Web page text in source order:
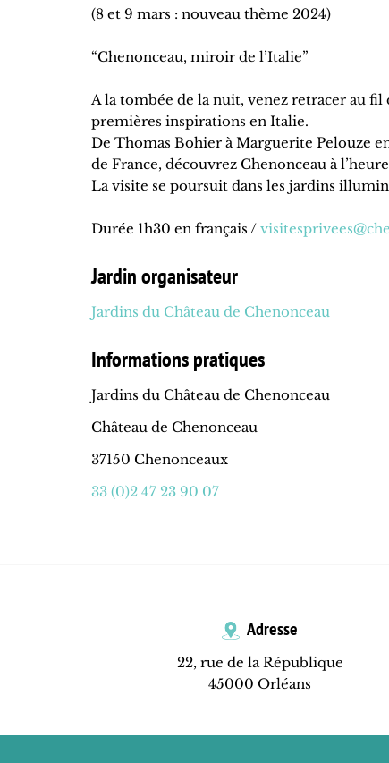
(8 et 9 mars : nouveau thème 2024)
“Chenonceau, miroir de l’Italie”
A la tombée de la nuit, venez retracer au fil
premières inspirations en Italie.
De Thomas Bohier à Marguerite Pelouze
de France, découvrez Chenonceau à
La visite se poursuit dans les jardins
Durée 1h30 en français /
Jardin organisateur
Jardins du Château de Chenonceau
Informations pratiques
Jardins du Château de Chenonceau
Château de Chenonceau
37150 Chenonceaux
33 (0)2 47 23 90 07
Adresse
22, rue de la République
45000 Orléans